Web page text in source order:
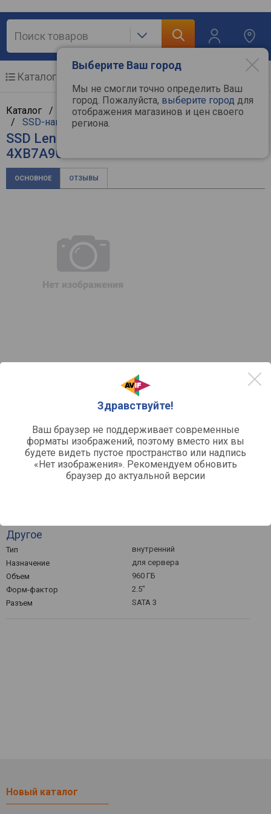
Выберите Ваш город
Мы не смогли точно определить Ваш
город. Пожалуйста, выберите город для
отображения магазинов и цен своего
региона.
Здравствуйте!
Ваш браузер не поддерживает современные
форматы изображений, поэтому вместо них вы
будете видеть пустое пространство или надпись
«Нет изображения». Рекомендуем обновить
браузер до актуальной версии
Каталог
Каталог / Компьютерная техника/ Комплектующие
/ SSD-накопители/
SSD Lenovo ThinkSystem 2.5" VA No SED
4XB7A90874
ОСНОВНОЕ ОТЗЫВЫ
в сравнение
Другое
Тип
внутренний
Назначение
для сервера
Объем
960 ГБ
Форм-фактор
2.5"
Разъем
SATA 3
Новый каталог